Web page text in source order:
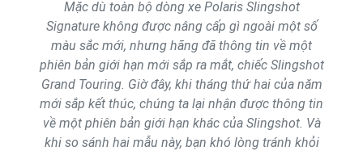
Mặc dù toàn bộ dòng xe Polaris Slingshot
Signature không được nâng cấp gì ngoài một số
màu sắc mới, nhưng hãng đã thông tin về một
phiên bản giới hạn mới sắp ra mắt, chiếc Slingshot
Grand Touring. Giờ đây, khi tháng thứ hai của năm
mới sắp kết thúc, chúng ta lại nhận được thông tin
về một phiên bản giới hạn khác của Slingshot. Và
khi so sánh hai mẫu này, bạn khó lòng tránh khỏi